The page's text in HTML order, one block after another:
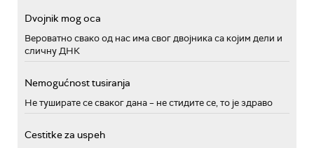
Dvojnik mog oca
Вероватно свако од нас има свог двојника са којим дели и
сличну ДНК
Nemogućnost tusiranja
Не туширате се сваког дана – не стидите се, то је здраво
Cestitke za uspeh